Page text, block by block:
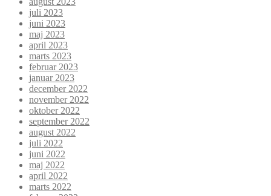
juli 2023
juni 2023
maj 2023
april 2023
marts 2023
februar 2023
januar 2023
december 2022
november 2022
oktober 2022
september 2022
august 2022
juli 2022
juni 2022
maj 2022
april 2022
marts 2022